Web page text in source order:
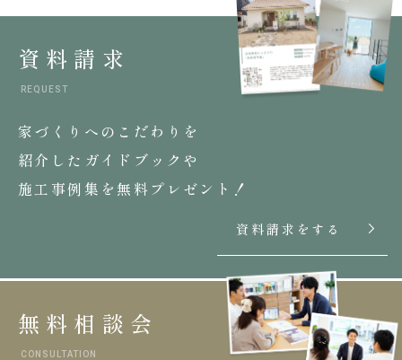
資料請求
REQUEST
家づくりへのこだわりを
紹介したガイドブックや
施工事例集を無料プレゼント！
資料請求をする
無料相談会
CONSULTATION